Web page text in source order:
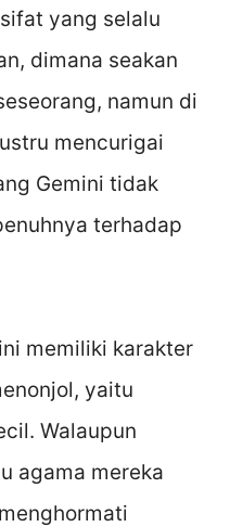
yang selalu
dimana seakan
namun di
mencurigai
Gemini tidak
terhadap
memiliki karakter
yaitu
Walaupun
agama mereka